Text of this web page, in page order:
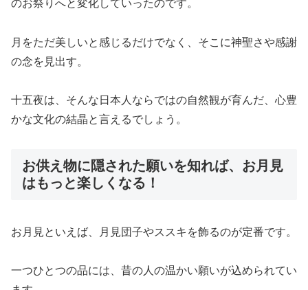
のお祭りへと変化していったのです。
月をただ美しいと感じるだけでなく、そこに神聖さや感謝
の念を見出す。
十五夜は、そんな日本人ならではの自然観が育んだ、心豊
かな文化の結晶と言えるでしょう。
お供え物に隠された願いを知れば、お月見
はもっと楽しくなる！
お月見といえば、月見団子やススキを飾るのが定番です。
一つひとつの品には、昔の人の温かい願いが込められてい